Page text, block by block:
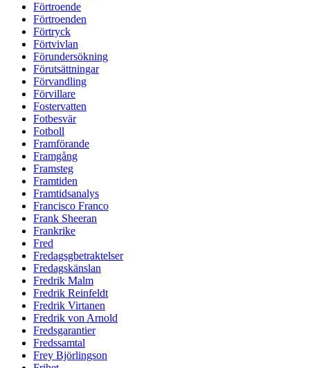
Förtroende
Förtroenden
Förtryck
Förtvivlan
Förundersökning
Förutsättningar
Förvandling
Förvillare
Fostervatten
Fotbesvär
Fotboll
Framförande
Framgång
Framsteg
Framtiden
Framtidsanalys
Francisco Franco
Frank Sheeran
Frankrike
Fred
Fredagsgbetraktelser
Fredagskänslan
Fredrik Malm
Fredrik Reinfeldt
Fredrik Virtanen
Fredrik von Arnold
Fredsgarantier
Fredssamtal
Frey Björlingson